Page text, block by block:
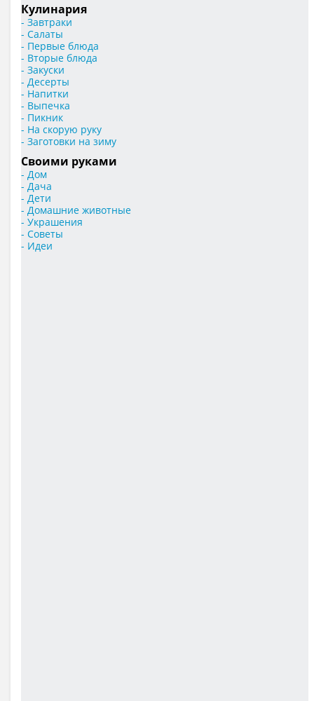
Кулинария
- Завтраки
- Салаты
- Первые блюда
- Вторые блюда
- Закуски
- Десерты
- Напитки
- Выпечка
- Пикник
- На скорую руку
- Заготовки на зиму
Своими руками
- Дом
- Дача
- Дети
- Домашние животные
- Украшения
- Советы
- Идеи